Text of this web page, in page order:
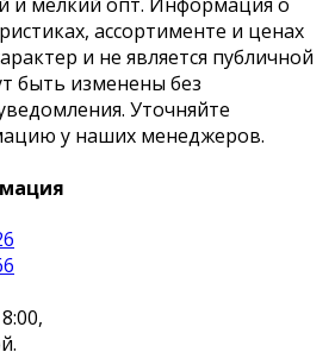
ассортименте и ценах
и не является публичной
быть изменены без
Уточняйте
у наших менеджеров.